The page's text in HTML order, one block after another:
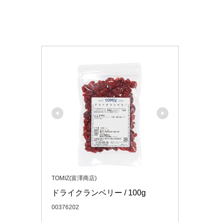
TOMIZ(富澤商店)
ドライクランベリー / 100g
00376202